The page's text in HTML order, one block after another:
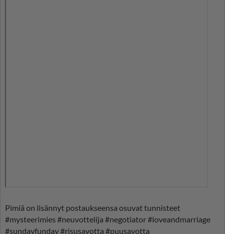
Pimiä on lisännyt postaukseensa osuvat tunnisteet
#mysteerimies #neuvottelija #negotiator #loveandmarriage
#sundayfunday #risusavotta #puusavotta